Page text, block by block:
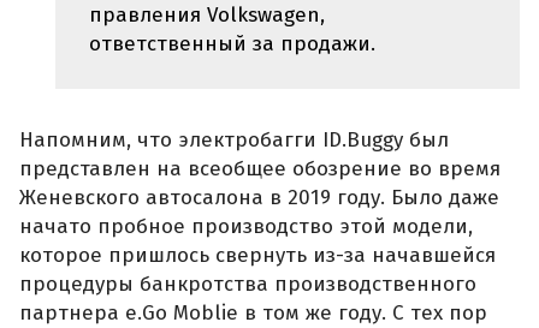
правления Volkswagen,
ответственный за продажи.
Напомним, что электробагги ID.Buggy был
представлен на всеобщее обозрение во время
Женевского автосалона в 2019 году. Было даже
начато пробное производство этой модели,
которое пришлось свернуть из-за начавшейся
процедуры банкротства производственного
партнера e.Go Moblie в том же году. С тех пор